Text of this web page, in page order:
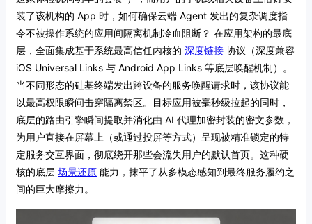
装了该机构的 App 时，如何确保云端 Agent 发出的复杂调度指
令不被操作系统的应用间隔离机制冷血阻断？ 在应用架构的最底
层，全面集成基于系统最高信任内核的 深度链接 协议（深度兼容
iOS Universal Links 与 Android App Links 等底层唤醒机制）。
当不同形态的硅基终端发出跨设备的服务唤醒请求时，该协议能
以最高权限瞬间击穿隔离禁区。目标应用被毫秒级拉起的同时，
底层的路由引擎瞬间提取并消化由 AI 代理加密封装的密文参数，
为用户直接在屏幕上（或通过投屏等方式）呈现被精准锁定的特
定服务交互界面，彻底绕开那些会流失用户的默认首页。这种硬
核的底层 场景还原 能力，抹平了从多模态感知到最终服务履约之
间的巨大摩擦力。